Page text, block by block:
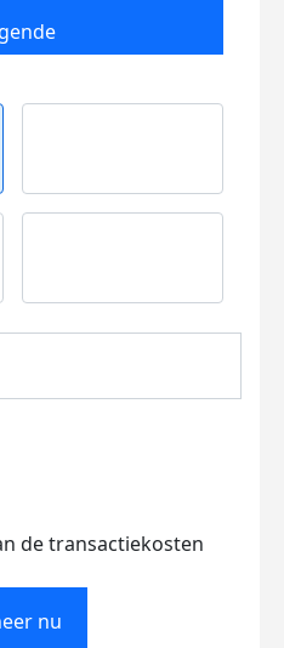
de transactiekosten
nu